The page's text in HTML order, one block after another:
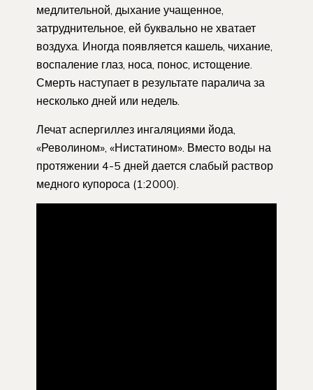
медлительной, дыхание учащенное,
затруднительное, ей буквально не хватает
воздуха. Иногда появляется кашель, чихание,
воспаление глаз, носа, понос, истощение.
Смерть наступает в результате паралича за
несколько дней или недель.
Лечат аспергиллез ингаляциями йода,
«Револином», «Нистатином». Вместо воды на
протяжении 4-5 дней дается слабый раствор
медного купороса (1:2000).